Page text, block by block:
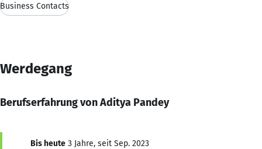
Business Contacts
Werdegang
Berufserfahrung von Aditya Pandey
Bis heute 3 Jahre, seit Sep. 2023